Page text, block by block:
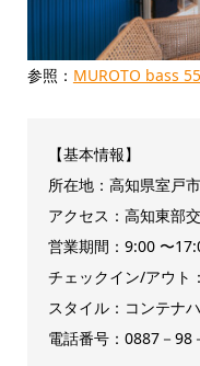
参照： MUROTO bass 55
【基本情報】
所在地：高知県室戸
アクセス：高知東部
営業期間：9:00 〜
チェックイン/アウ
スタイル：コンテナ
電話番号：0887－98